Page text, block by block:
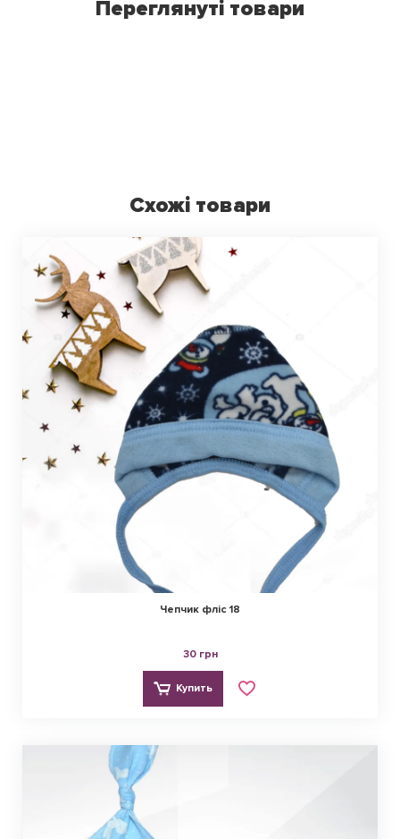
Переглянуті товари
Схожі товари
Чепчик фліс 18
30 грн
Купить